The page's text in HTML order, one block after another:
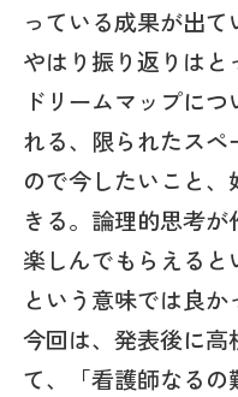
っている成果が出て
やはり振り返りはと
ドリームマップに
れる、限られたス
ので今したいこと
きる。論理的思考
楽しんでもらえると
という意味では良か
今回は、発表後に
て、「看護師なる